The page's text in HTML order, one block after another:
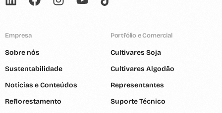
Empresa
Sobre nós
Sustentabilidade
Notícias e Conteúdos
Reflorestamento
Portfólio e Comercial
Cultivares Soja
Cultivares Algodão
Representantes
Suporte Técnico